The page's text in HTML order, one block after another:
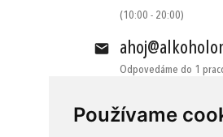
Používame
(10:00 - 20:00)
Odpovedáme do 1